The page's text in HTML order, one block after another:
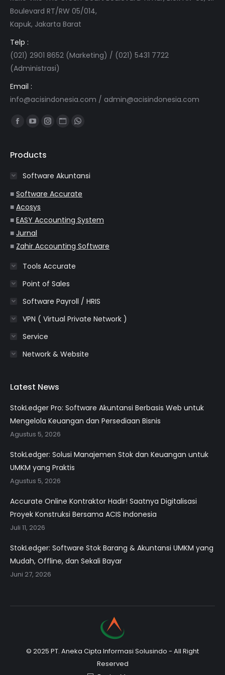
Boulevard RT/RW 05/014,
Kapuk, Jakarta Barat
Telp :
(021) 2901 8652 (Marketing) / (021) 5431 7722
(Administrasi)
Email :
info@acisindonesia.com / admin@acisindonesia.com
Find us on:
Facebook
opens
new
window
YouTube
opens
new
window
Instagram
new
window
Website
new
window
Whatsapp
new
window
Products
Software Akuntansi
■ Software Accurate
■ Acosys
■ EASY Accounting System
■ Jurnal
■ Zahir Accounting Software
Tools Accurate
Point of Sales
Software Payroll / HRIS
VPN ( Virtual Private Network )
Service
Network & Website
Latest News
StokLedger Pro: Software Akuntansi Berbasis Web untuk
Mengelola Keuangan dan Persediaan Bisnis
Agustus 5, 2026
StokLedger: Solusi Manajemen Stok dan Keuangan untuk
UMKM yang Praktis
Agustus 5, 2026
Accurate Online Kontraktor Hadir! Saatnya Digitalisasi
Proyek Konstruksi Bersama ACIS Indonesia
Juli 11, 2026
StokLedger: Software Stok Barang & Akuntansi UMKM yang
Mudah, Offline, dan Sekali Bayar
Juni 27, 2026
© 2025 PT. Aneka Cipta Informasi Solusindo - All Right
Reserved